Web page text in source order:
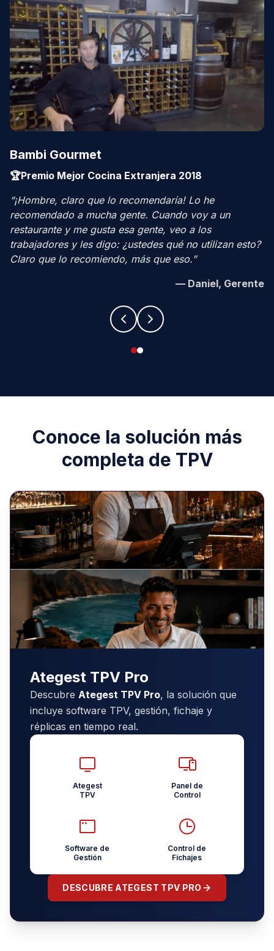
Bambi Gourmet
🏆Premio Mejor Cocina Extranjera 2018
“¡Hombre, claro que lo recomendaría! Lo he
recomendado a mucha gente. Cuando voy a un
restaurante y me gusta esa gente, veo a los
trabajadores y les digo: ¿ustedes qué no utilizan esto?
Claro que lo recomiendo, más que eso.”
— Daniel, Gerente
Conoce la solución más
completa de TPV
Ategest TPV Pro
Descubre Ategest TPV Pro, la solución que
incluye software TPV, gestión, fichaje y
réplicas en tiempo real.
Ategest
TPV
Panel de
Control
Software de
Gestión
Control de
Fichajes
DESCUBRE ATEGEST TPV PRO